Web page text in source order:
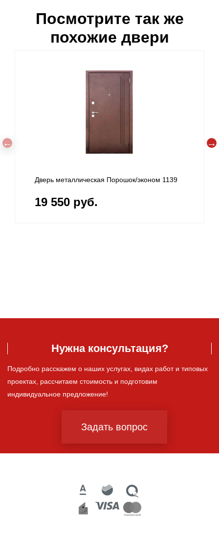
Посмотрите так же
похожие двери
Дверь металлическая Порошок/эконом 1139
19 550 руб.
Нужна консультация?
Подробно расскажем о наших услугах, видах работ и типовых
проектах, рассчитаем стоимость и подготовим
индивидуальное предложение!
Задать вопрос